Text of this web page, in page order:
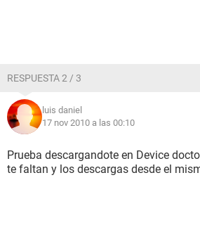
RESPUESTA 2 / 3
luis daniel
17 nov 2010 a las 00:10
Prueba descargandote en Device
te faltan y los descargas desde el